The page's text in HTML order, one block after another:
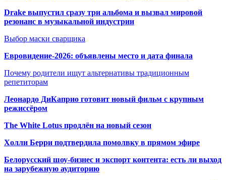
Drake выпустил сразу три альбома и вызвал мировой
резонанс в музыкальной индустрии
Выбор маски сварщика
Евровидение-2026: объявлены место и дата финала
Почему родители ищут альтернативы традиционным
репетиторам
Леонардо ДиКаприо готовит новый фильм с крупным
режиссёром
The White Lotus продлён на новый сезон
Холли Берри подтвердила помолвку в прямом эфире
Белорусский шоу-бизнес и экспорт контента: есть ли выход
на зарубежную аудиторию